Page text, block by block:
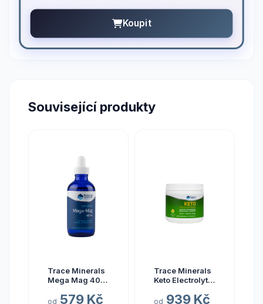
Koupit
Související produkty
Trace Minerals
Mega Mag 400
elektrolyty, 118
od 579 Kč
Trace Minerals
Keto Electrolyte
elektrolyty v
od 939 Kč